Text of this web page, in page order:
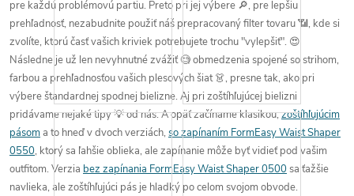
pre každú problémovú partiu. Preto pri jej výbere 🔎, pre lepšiu
prehľadnosť, nezabudnite použiťnáš prepracovanýfilter tovaru 📶, kde si
zvolíte, ktorú časťvašich kriviek potrebujetetrochu "vylepšiť". 😍
Následne je už len nevyhnutnézvážiť 🧐 obmedzenia spojené so strihom,
farboua prehľadnosťouvašich plesových šiat 👗, presne tak, ako pri
výbere štandardnej spodnej bielizne. Aj pri zoštíhľujúcej bielizni
pridávamenejakétipy 💡 od nás. A opäť začíname klasikou,zoštíhľujúcim
pásoma to hneď v dvoch verziách, so zapínaním FormEasy Waist Shaper
0550, ktorý sa ľahšie oblieka, ale zapínanie môže byť vidieť pod vašim
outfitom. Verzia bez zapínania FormEasy Waist Shaper 0500 sa ťažšie
navlieka, ale zoštíhľujúci pás je hladký po celom svojom obvode.